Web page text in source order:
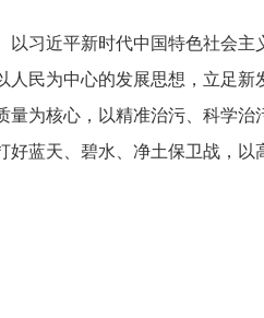
以习近平新时代中国特色社会
人民为中心的发展思想，立足
量为核心，以精准治污、科学
好蓝天、碧水、净土保卫战，